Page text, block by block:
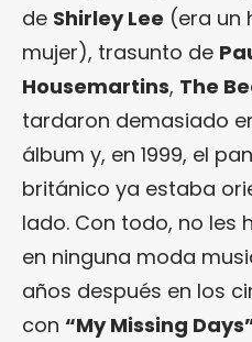
de Shirley Lee (era un
mujer), trasunto de
Housemartins, The
tardaron demasiado
álbum y, en 1999, el
británico ya estaba
lado. Con todo, no les
en ninguna moda
años después en los
con “My Missing